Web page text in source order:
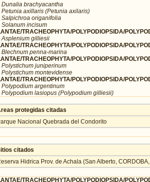
Dunalia brachyacantha
Petunia axillaris (Petunia axilaris)
Salpichroa origanifolia
Solanum incisum
TRACHEOPHYTA/POLYPODIOPSIDA/
Asplenium gilliesii
TRACHEOPHYTA/POLYPODIOPSIDA/
Blechnum penna-marina
TRACHEOPHYTA/POLYPODIOPSIDA/
Polystichum juniperinum
Polystichum montevidense
TRACHEOPHYTA/POLYPODIOPSIDA/
Polypodium argentinum
Polypodium lasiopus (Polypodium gilliesii)
protegidas citadas
Nacional Quebrada del Condorito
citados
Hidrica Prov. de Achala (San Alberto,
TRACHEOPHYTA/POLYPODIOPSIDA/